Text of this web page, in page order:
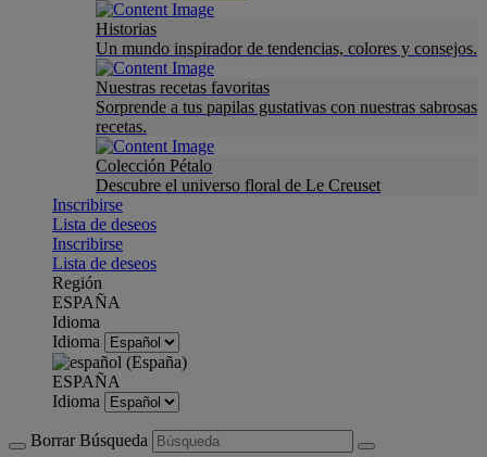
Historias
Un mundo inspirador de tendencias, colores y consejos.
Nuestras recetas favoritas
Sorprende a tus papilas gustativas con nuestras sabrosas
recetas.
Colección Pétalo
Descubre el universo floral de Le Creuset
Inscribirse
Lista de deseos
Inscribirse
Lista de deseos
Región
ESPAÑA
Idioma
Idioma
ESPAÑA
Idioma
Borrar Búsqueda